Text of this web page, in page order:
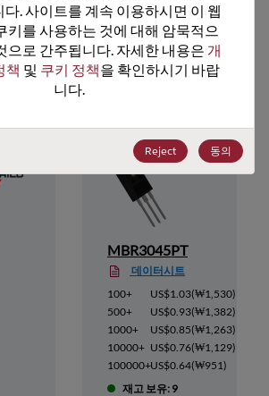
천 대체 제품
MBR3045PT
데이터시트
100+
US$1.03(₩1,530)
500+
US$0.93(₩1,382)
1000+
US$0.85(₩1,263)
10000+ US$0.76(₩1,129)
100000+US$0.64(₩951)
재고 보유: 9
. 사이트를 계속 이용하시면 이 웹
키를 사용하는 것에 대해 암묵적으
으로 간주됩니다. 자세한 내용은 개
책 및 쿠키 정책을 확인하시기 바랍
니다.
Reject 동의